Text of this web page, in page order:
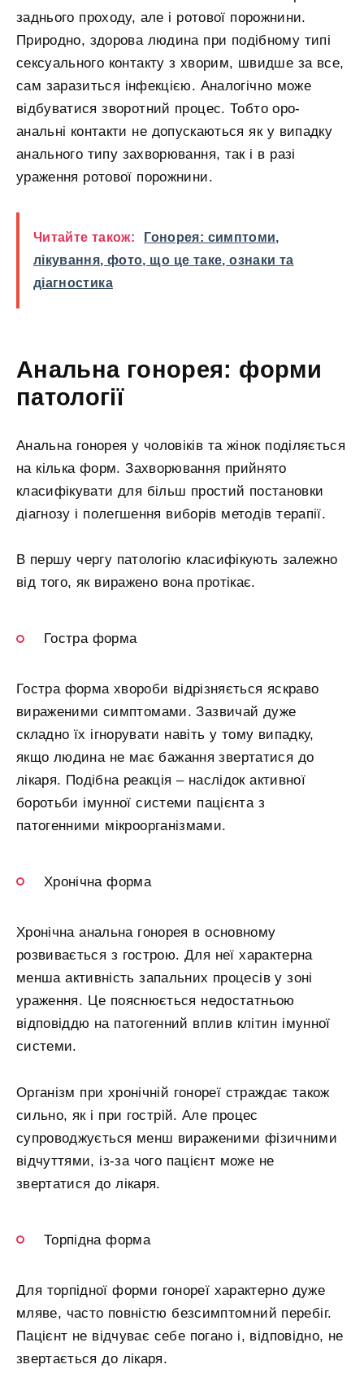
заднього проходу, але і ротової порожнини.
Природно, здорова людина при подібному типі
сексуального контакту з хворим, швидше за все,
сам заразиться інфекцією. Аналогічно може
відбуватися зворотний процес. Тобто оро-
анальні контакти не допускаються як у випадку
анального типу захворювання, так і в разі
ураження ротової порожнини.
Читайте також:
Гонорея: симптоми,
лікування, фото, що це таке, ознаки та
діагностика
Анальна гонорея: форми
патології
Анальна гонорея у чоловіків та жінок поділяється
на кілька форм. Захворювання прийнято
класифікувати для більш простий постановки
діагнозу і полегшення виборів методів терапії.
В першу чергу патологію класифікують залежно
від того, як виражено вона протікає.
Гостра форма
Гостра форма хвороби відрізняється яскраво
вираженими симптомами. Зазвичай дуже
складно їх ігнорувати навіть у тому випадку,
якщо людина не має бажання звертатися до
лікаря. Подібна реакція – наслідок активної
боротьби імунної системи пацієнта з
патогенними мікроорганізмами.
Хронічна форма
Хронічна анальна гонорея в основному
розвивається з гострою. Для неї характерна
менша активність запальних процесів у зоні
ураження. Це пояснюється недостатньою
відповіддю на патогенний вплив клітин імунної
системи.
Організм при хронічній гонореї страждає також
сильно, як і при гострій. Але процес
супроводжується менш вираженими фізичними
відчуттями, із-за чого пацієнт може не
звертатися до лікаря.
Торпідна форма
Для торпідної форми гонореї характерно дуже
мляве, часто повністю безсимптомний перебіг.
Пацієнт не відчуває себе погано і, відповідно, не
звертається до лікаря.